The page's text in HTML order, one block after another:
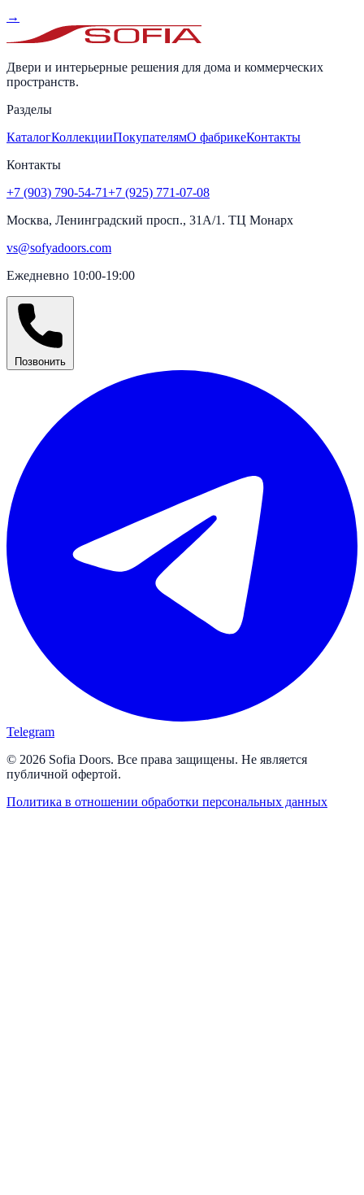
→
Двери и интерьерные решения для дома и коммерческих
пространств.
Разделы
КаталогКоллекцииПокупателямО фабрикеКонтакты
Контакты
+7 (903) 790-54-71+7 (925) 771-07-08
Москва, Ленинградский просп., 31А/1. ТЦ Монарх
vs@sofyadoors.com
Ежедневно 10:00-19:00
Позвонить
Telegram
© 2026 Sofia Doors. Все права защищены. Не является
публичной офертой.
Политика в отношении обработки персональных данных